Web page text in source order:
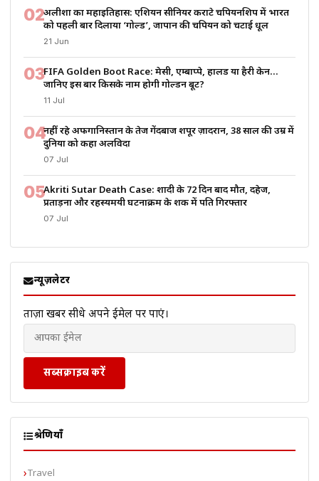
02अलीशा का महाइतिहास: एशियन सीनियर कराटे चैंपियनशिप में भारत
को पहली बार दिलाया ‘गोल्ड’, जापान की चैंपियन को चटाई धूल
21 Jun
03FIFA Golden Boot Race: मेसी, एम्बाप्पे, हालैंड या हैरी केन…
जानिए इस बार किसके नाम होगी गोल्डन बूट?
11 Jul
04नहीं रहे अफगानिस्तान के तेज गेंदबाज शपूर ज़ादरान, 38 साल की उम्र में
दुनिया को कहा अलविदा
07 Jul
05Akriti Sutar Death Case: शादी के 72 दिन बाद मौत, दहेज,
प्रताड़ना और रहस्यमयी घटनाक्रम के शक में पति गिरफ्तार
07 Jul
न्यूज़लेटर
ताज़ा खबरें सीधे अपने ईमेल पर पाएं।
सब्सक्राइब करें
श्रेणियाँ
Travel